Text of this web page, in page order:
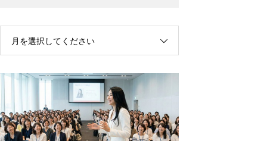
月を選択してください